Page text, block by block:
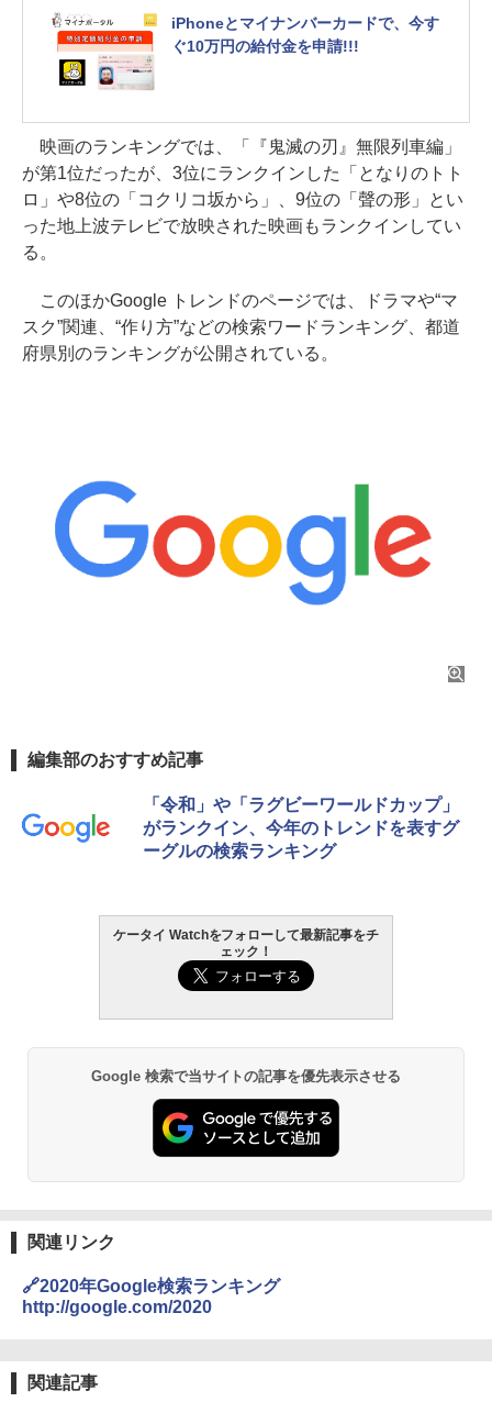
iPhoneとマイナンバーカードで、今す
ぐ10万円の給付金を申請!!!
映画のランキングでは、「『鬼滅の刃』無限列車編」
が第1位だったが、3位にランクインした「となりのトト
ロ」や8位の「コクリコ坂から」、9位の「聲の形」とい
った地上波テレビで放映された映画もランクインしてい
る。
このほかGoogle トレンドのページでは、ドラマや“マ
スク”関連、“作り方”などの検索ワードランキング、都道
府県別のランキングが公開されている。
編集部のおすすめ記事
「令和」や「ラグビーワールドカップ」
がランクイン、今年のトレンドを表すグ
ーグルの検索ランキング
ケータイ Watchをフォローして最新記事をチ
ェック！
Google 検索で当サイトの記事を優先表示させる
関連リンク
🔗2020年Google検索ランキング
http://google.com/2020
関連記事